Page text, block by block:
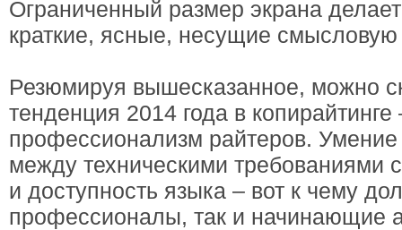
Ограниченный размер экрана
краткие, ясные, несущие смысловую
Резюмируя вышесказанное, можно
тенденция 2014 года в копирайтинге
профессионализм райтеров. Умение
между техническими требованиями
и доступность языка – вот к чему
профессионалы, так и начинающие